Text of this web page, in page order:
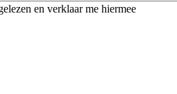
en verklaar me hiermee